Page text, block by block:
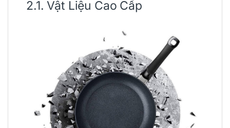
2.1. Vật Liệu Cao Cấp